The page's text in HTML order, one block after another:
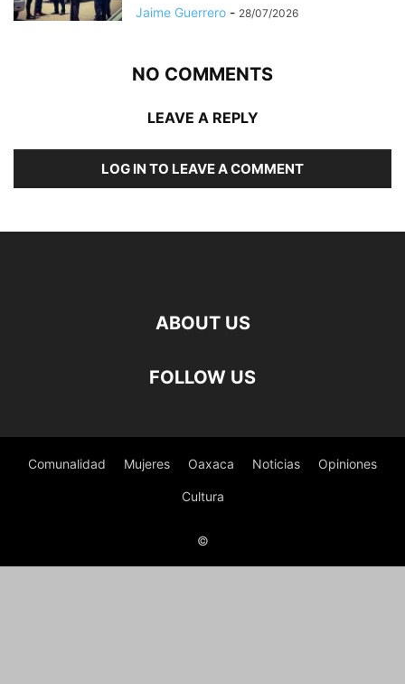
Jaime Guerrero - 28/07/2026
NO COMMENTS
LEAVE A REPLY
LOG IN TO LEAVE A COMMENT
ABOUT US
FOLLOW US
Comunalidad Mujeres Oaxaca Noticias Opiniones
Cultura
©